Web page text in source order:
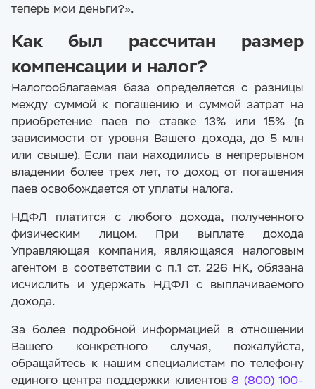
теперь мои деньги?».
Как был рассчитан размер
компенсации и налог?
Налогооблагаемая база определяется с разницы
между суммой к погашению и суммой затрат на
приобретение паев по ставке 13% или 15% (в
зависимости от уровня Вашего дохода, до 5 млн
или свыше). Если паи находились в непрерывном
владении более трех лет, то доход от погашения
паев освобождается от уплаты налога.
НДФЛ платится с любого дохода, полученного
физическим лицом. При выплате дохода
Управляющая компания, являющаяся налоговым
агентом в соответствии с п.1 ст. 226 НК, обязана
исчислить и удержать НДФЛ с выплачиваемого
дохода.
За более подробной информацией в отношении
Вашего конкретного случая, пожалуйста,
обращайтесь к нашим специалистам по телефону
единого центра поддержки клиентов 8 (800) 100-